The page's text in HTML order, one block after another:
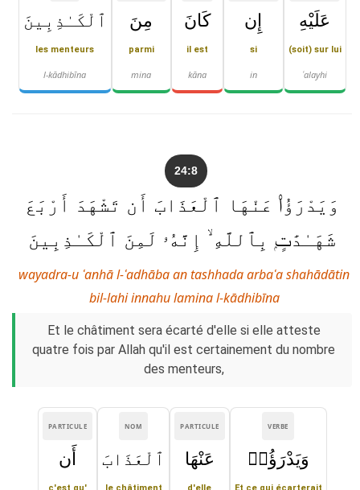
عَلَيْهِ
(soit) sur lui
ʿalayhi
إِن
si
in
كَانَ
il est
kāna
مِنَ
parmi
mina
ٱلْكَـٰذِبِينَ
les menteurs
l-kādhibīna
24:8
وَيَدْرَؤُا۟ عَنْهَا ٱلْعَذَابَ أَن تَشْهَدَ أَرْبَعَ
شَهَـٰدَٰتٍۭ بِٱللَّهِ ۙ إِنَّهُۥ لَمِنَ ٱلْكَـٰذِبِينَ
wayadra-u ʿanhā l-ʿadhāba an tashhada arbaʿa shahādātin
bil-lahi innahu lamina l-kādhibīna
Et le châtiment sera écarté d'elle si elle atteste
quatre fois par Allah qu'il est certainement du nombre
des menteurs,
VERBE
وَيَدْرَؤُا۟
PARTICULE
عَنْهَا
NOM
ٱلْعَذَابَ
PARTICULE
أَن